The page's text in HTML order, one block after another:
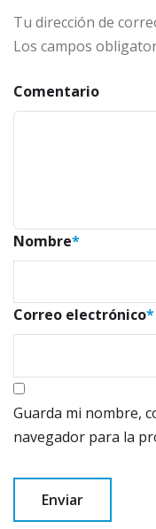
Tu dirección de
Los campos
Comentario
Nombre*
Correo electrónico*
Guarda mi nombre,
navegador para la